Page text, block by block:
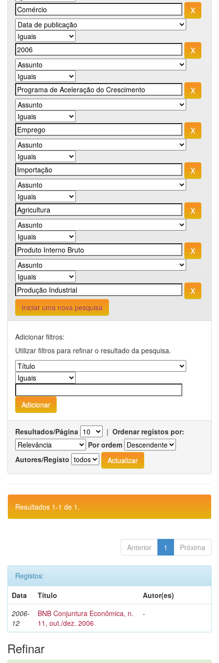
Iniciar uma nova pesquisa
Adicionar filtros:
Utilizar filtros para refinar o resultado da pesquisa.
Resultados/Página | Ordenar registos por:
Por ordem
Autores/Registo
Resultados 1-1 de 1.
Anterior 1 Próxima
Registos:
Data
Título
Autor(es)
2006-
12
BNB Conjuntura Econômica, n.
11, out./dez. 2006
-
Refinar